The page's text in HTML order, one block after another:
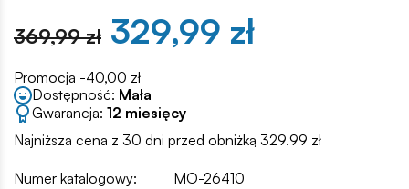
369,99 zł 329,99 zł
Promocja -40,00 zł
Dostępność: Mała
Gwarancja: 12 miesięcy
Najniższa cena z 30 dni przed obniżką 329.99 zł
Numer katalogowy:
MO-26410